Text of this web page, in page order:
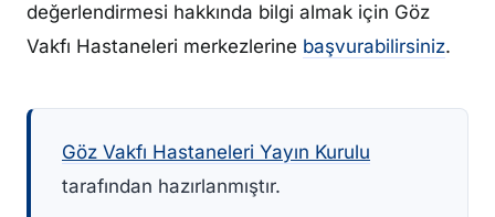
değerlendirmesi hakkında bilgi almak için Göz
Vakfı Hastaneleri merkezlerine başvurabilirsiniz.
Göz Vakfı Hastaneleri Yayın Kurulu
tarafından hazırlanmıştır.